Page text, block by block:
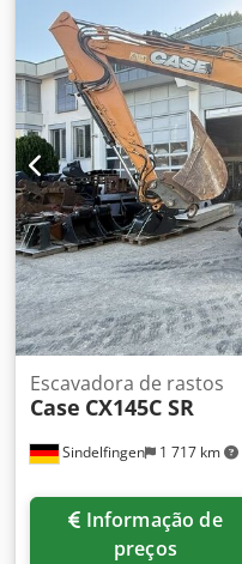
24.500,00 euros, sem
ausente].
Sindelfingen 1 717 km
Escavadora de rastos
Case CX145C SR
preços